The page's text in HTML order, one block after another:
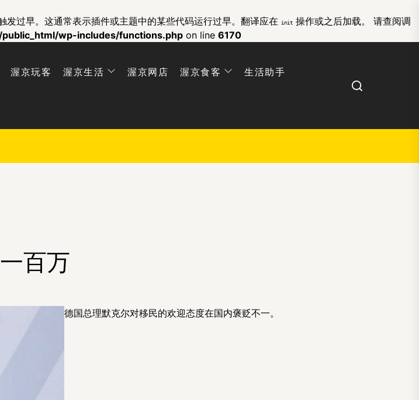
发过早。这通常表示插件或主题中的某些代码运行过早。翻译应在 init 操作或之后加载。 请查阅调
wp-includes/functions.php on line 6170
渥京玩客 渥京生活 渥京网店 渥京食客 生活助手
Search
百万
德国总理默克尔对移民的欢迎态度在国内褒贬不一。